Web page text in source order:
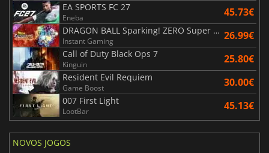
EA SPORTS FC 27
Eneba 45.73€
DRAGON BALL Sparking! ZERO Super Limit Breaking NEO
Instant Gaming 26.99€
Call of Duty Black Ops 7
Kinguin 25.80€
Resident Evil Requiem
Game Boost 30.00€
007 First Light
LootBar 45.13€
NOVOS JOGOS